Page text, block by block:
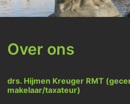
Over ons
drs. Hijmen Kreuger RMT
makelaar/taxateur)